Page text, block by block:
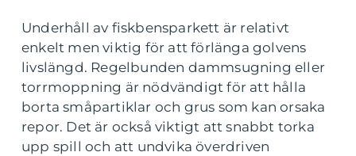
Underhåll av fiskbensparkett är relativt
enkelt men viktig för att förlänga golvens
livslängd. Regelbunden dammsugning eller
torrmoppning är nödvändigt för att hålla
borta småpartiklar och grus som kan orsaka
repor. Det är också viktigt att snabbt torka
upp spill och att undvika överdriven